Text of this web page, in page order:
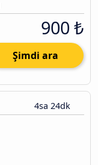
900 ₺
Şimdi ara
4sa 24dk